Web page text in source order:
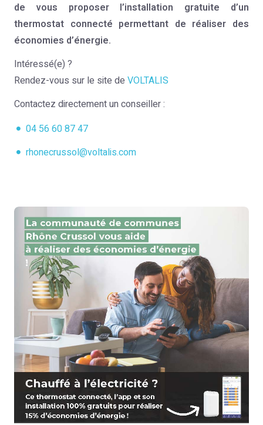
de vous proposer l’installation gratuite d’un
thermostat connecté permettant de réaliser des
économies d’énergie.
Intéressé(e) ?
Rendez-vous sur le site de VOLTALIS
Contactez directement un conseiller :
04 56 60 87 47
rhonecrussol@voltalis.com